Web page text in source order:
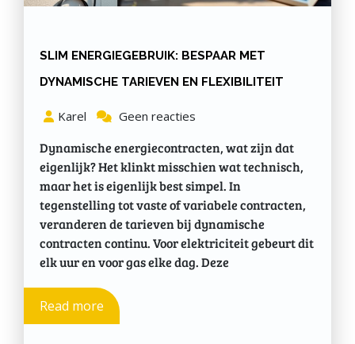
SLIM ENERGIEGEBRUIK: BESPAAR MET
DYNAMISCHE TARIEVEN EN FLEXIBILITEIT
Karel Geen reacties
Dynamische energiecontracten, wat zijn dat
eigenlijk? Het klinkt misschien wat technisch,
maar het is eigenlijk best simpel. In
tegenstelling tot vaste of variabele contracten,
veranderen de tarieven bij dynamische
contracten continu. Voor elektriciteit gebeurt dit
elk uur en voor gas elke dag. Deze
Read more